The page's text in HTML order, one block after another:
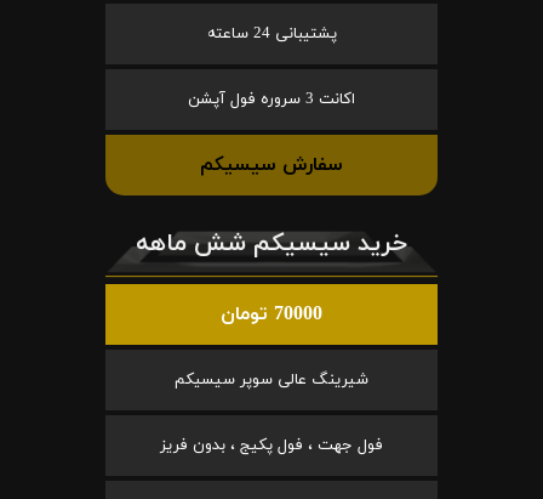
پشتیبانی 24 ساعته
اکانت 3 سروره فول آپشن
سفارش سیسیکم
خرید سیسیکم شش ماهه
70000 تومان
شیرینگ عالی سوپر سیسیکم
فول جهت ، فول پکیج ، بدون فریز